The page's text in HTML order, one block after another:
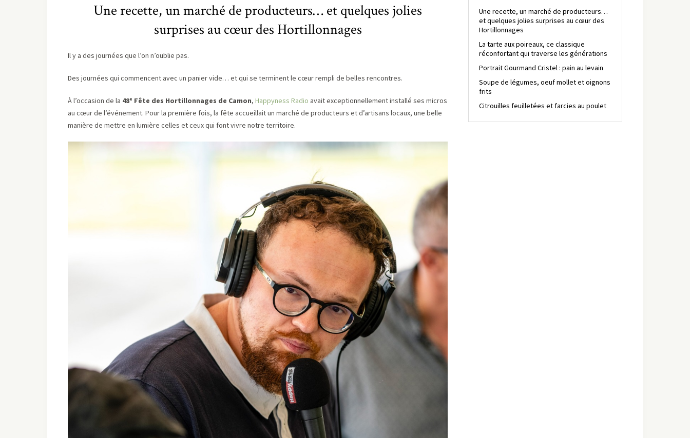
Une recette, un marché de producteurs… et quelques jolies
surprises au cœur des Hortillonnages
Il y a des journées que l’on n’oublie pas.
Des journées qui commencent avec un panier vide… et qui se terminent le cœur rempli de belles rencontres.
À l’occasion de la 48ᵉ Fête des Hortillonnages de Camon, Happyness Radio avait exceptionnellement installé ses micros
au cœur de l’événement. Pour la première fois, la fête accueillait un marché de producteurs et d’artisans locaux, une belle
manière de mettre en lumière celles et ceux qui font vivre notre territoire.
Une recette, un marché de producteurs…
et quelques jolies surprises au cœur des
Hortillonnages
La tarte aux poireaux, ce classique
réconfortant qui traverse les générations
Portrait Gourmand Cristel : pain au levain
Soupe de légumes, oeuf mollet et oignons
frits
Citrouilles feuilletées et farcies au poulet